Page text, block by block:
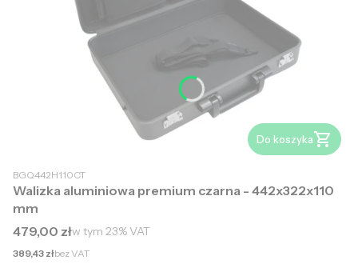
Do koszyka
BGQ442H110CT
Walizka aluminiowa premium czarna - 442x322x110
mm
Cena brutto
479,00 złw tym 23%VAT
Cena netto
389,43 złbez VAT